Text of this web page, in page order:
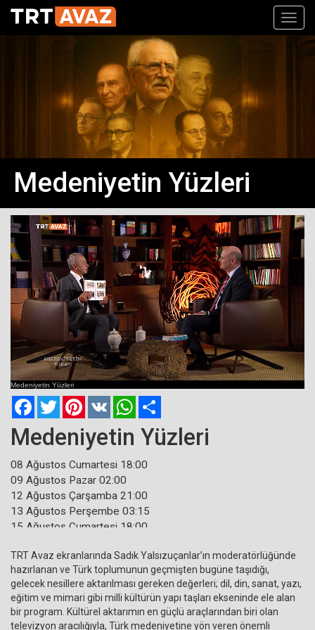
Medeniyetin Yüzleri
Current
Time
Loaded: 0%
Progress:
0%
Remaining
Medeniyetin Yüzleri
FacebookTwitterPinterest
VK WhatsApp
Medeniyetin Yüzleri
08 Ağustos Cumartesi 18:00
09 Ağustos Pazar 02:00
12 Ağustos Çarşamba 21:00
13 Ağustos Perşembe 03:15
15 Ağustos Cumartesi 18:00
TRT Avaz ekranlarında Sadık Yalsızuçanlar’ın moderatörlüğünde
hazırlanan ve Türk toplumunun geçmişten bugüne taşıdığı,
gelecek nesillere aktarılması gereken değerleri; dil, din, sanat, yazı,
eğitim ve mimari gibi milli kültürün yapı taşları ekseninde ele alan
bir program. Kültürel aktarımın en güçlü araçlarından biri olan
televizyon aracılığıyla, Türk medeniyetine yön veren önemli